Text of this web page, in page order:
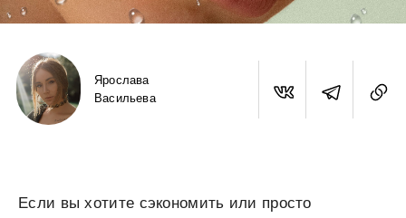
Ярослава
Васильева
Если вы хотите сэкономить или просто